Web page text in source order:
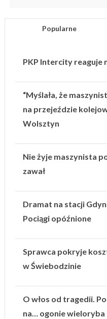
Popularne
PKP Intercity reaguje
“Myślała, że
na przejeździe
Wolsztyn
Nie żyje maszynista
zawał
Dramat na stacji
Pociągi opóźnione
Sprawca pokryje
w Świebodzinie
O włos od tragedii.
na… ogonie wieloryba